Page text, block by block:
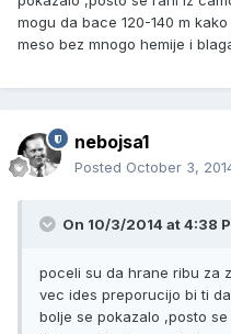
mogu da bace 120-140 m
meso bez mnogo hemije i
nebojsa1
Posted October 3,
On 10/3/2014 at 4:38
poceli su da hrane ribu za
vec ides preporucijo bi ti
bolje se pokazalo ,posto